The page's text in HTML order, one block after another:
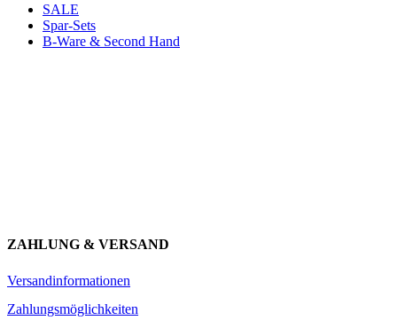
SALE
Spar-Sets
B-Ware & Second Hand
ZAHLUNG & VERSAND
Versandinformationen
Zahlungsmöglichkeiten